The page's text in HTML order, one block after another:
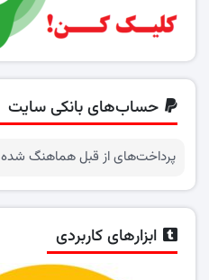
حساب‌های بانکی سایت
پرداخت‌های از قبل هماهنگ شده
ابزارهای کاربردی